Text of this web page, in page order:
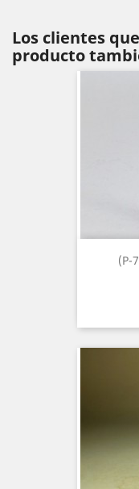
Los clientes
producto
(P-